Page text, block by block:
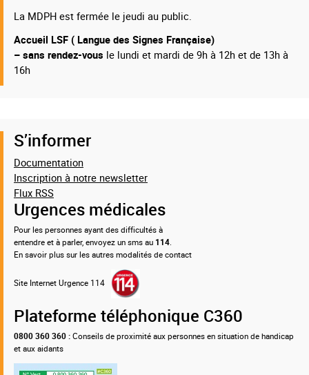
La MDPH est fermée le jeudi au public.
Accueil LSF ( Langue des Signes Française)
– sans rendez-vous le lundi et mardi de 9h à 12h et de 13h à
16h
S’informer
Documentation
Inscription à notre newsletter
Flux RSS
Urgences médicales
Pour les personnes ayant des difficultés à
entendre et à parler, envoyez un sms au 114
En savoir plus sur les autres modalités de contact
Site Internet Urgence 114
Plateforme téléphonique C360
0800 360 360 : Conseils de proximité aux personnes en situation de handicap
et aux aidants